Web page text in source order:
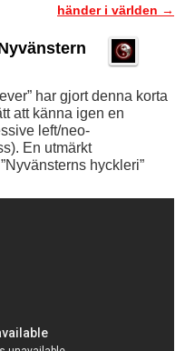
händer i världen →
har gjort denna korta
att känna igen en
left/neo-
En utmärkt
hyckleri”